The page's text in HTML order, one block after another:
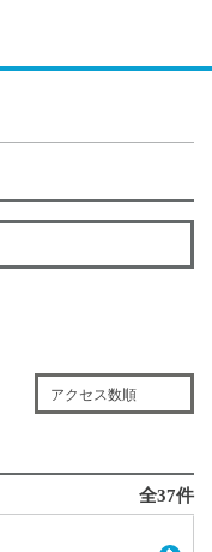
アクセス数順
全37件